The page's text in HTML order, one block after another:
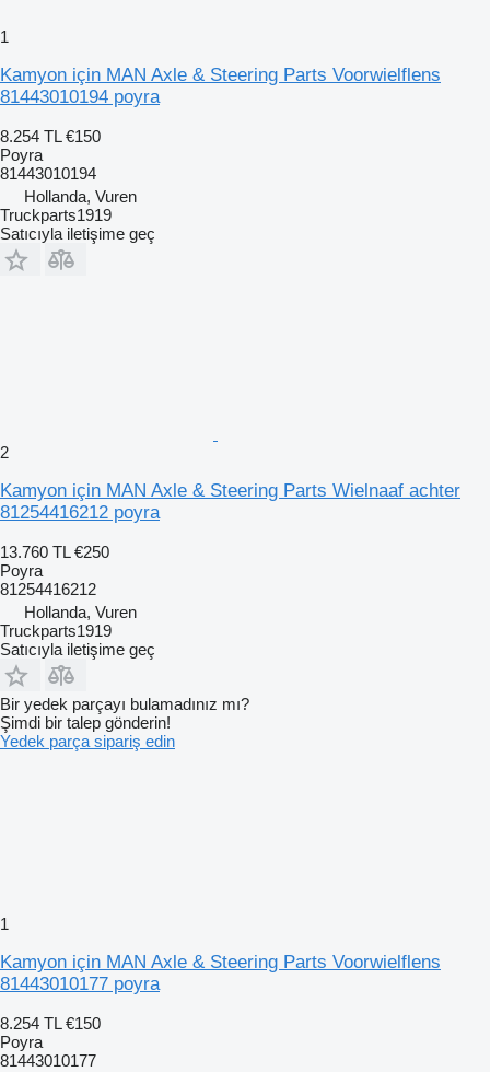
1
Kamyon için MAN Axle & Steering Parts Voorwielflens
81443010194 poyra
8.254 TL €150
Poyra
81443010194
Hollanda, Vuren
Truckparts1919
Satıcıyla iletişime geç
2
Kamyon için MAN Axle & Steering Parts Wielnaaf achter
81254416212 poyra
13.760 TL €250
Poyra
81254416212
Hollanda, Vuren
Truckparts1919
Satıcıyla iletişime geç
Bir yedek parçayı bulamadınız mı?
Şimdi bir talep gönderin!
Yedek parça sipariş edin
1
Kamyon için MAN Axle & Steering Parts Voorwielflens
81443010177 poyra
8.254 TL €150
Poyra
81443010177